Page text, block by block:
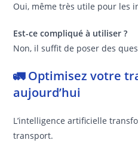
Oui, même très utile pour les
Est-ce compliqué à utiliser ?
Non, il suffit de poser des
🚛 Optimisez votre
aujourd’hui
L’intelligence artificielle
transport.